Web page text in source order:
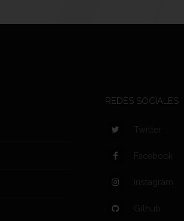
REDES SOCIALES
Twitter
Facebook
Instagram
Github